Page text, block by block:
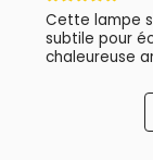
Cette lampe
subtile pour
chaleureuse